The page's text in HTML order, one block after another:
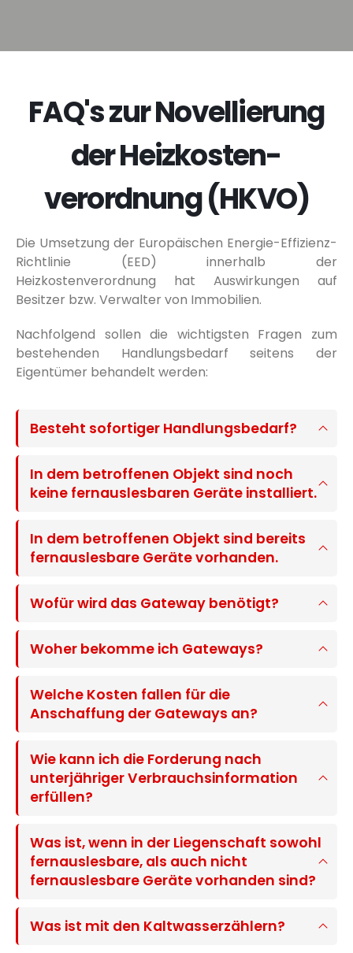
FAQ's zur Novellierung
der Heizkosten­
verordnung (HKVO)
Die Umsetzung der Europäischen Energie-Effizienz-
Richtlinie (EED) innerhalb der
Heizkostenverordnung hat Auswirkungen auf
Besitzer bzw. Verwalter von Immobilien.
Nachfolgend sollen die wichtigsten Fragen zum
bestehenden Handlungsbedarf seitens der
Eigentümer behandelt werden:
Besteht sofortiger Handlungsbedarf?
In dem betroffenen Objekt sind noch
keine fernauslesbaren Geräte installiert.
In dem betroffenen Objekt sind bereits
fernauslesbare Geräte vorhanden.
Wofür wird das Gateway benötigt?
Woher bekomme ich Gateways?
Welche Kosten fallen für die
Anschaffung der Gateways an?
Wie kann ich die Forderung nach
unterjähriger Verbrauchsinformation
erfüllen?
Was ist, wenn in der Liegenschaft sowohl
fernauslesbare, als auch nicht
fernauslesbare Geräte vorhanden sind?
Was ist mit den Kaltwasserzählern?